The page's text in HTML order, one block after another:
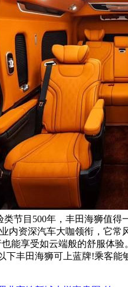
节目500年，丰田海狮值
业内资深汽车大咖领衔，它
能享受如云端般的舒服体
下丰田海狮可上蓝牌!乘客